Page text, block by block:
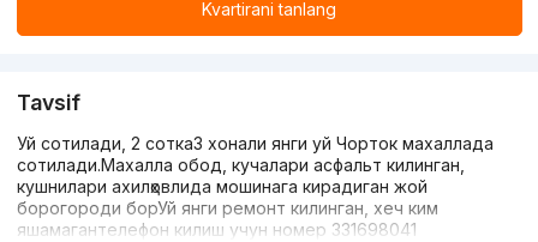
Kvartirani tanlang
Tavsif
Уй сотилади, 2 сотка3 хонали янги уй Чорток махаллада
сотилади.Махалла обод, кучалари асфальт килинган,
кушнилари ахилҳовлида мошинага кирадиган жой
борогороди борУй янги ремонт килинган, хеч ким
яшамагантелефон килиш учун номер 331698041